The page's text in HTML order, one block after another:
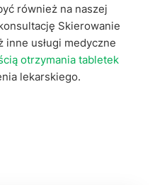
również na naszej
Skierowanie
usługi medyczne
otrzymania tabletek
lekarskiego.